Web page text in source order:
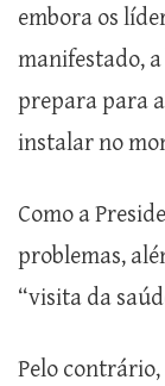
embora os
manifestado, a
prepara para
instalar no
Como a
problemas,
“visita da
Pelo